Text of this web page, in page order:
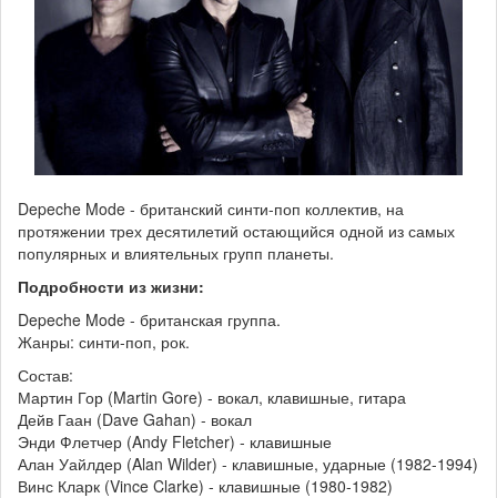
Depeche Mode - британский синти-поп коллектив, на
протяжении трех десятилетий остающийся одной из самых
популярных и влиятельных групп планеты.
Подробности из жизни:
Depeche Mode - британская группа.
Жанры: синти-поп, рок.
Состав:
Мартин Гор (Martin Gore) - вокал, клавишные, гитара
Дейв Гаан (Dave Gahan) - вокал
Энди Флетчер (Andy Fletcher) - клавишные
Алан Уайлдер (Alan Wilder) - клавишные, ударные (1982-1994)
Винс Кларк (Vince Clarke) - клавишные (1980-1982)